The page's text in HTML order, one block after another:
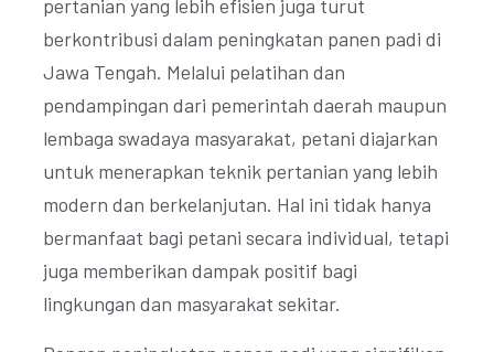
pertanian yang lebih efisien juga turut
berkontribusi dalam peningkatan panen padi di
Jawa Tengah. Melalui pelatihan dan
pendampingan dari pemerintah daerah maupun
lembaga swadaya masyarakat, petani diajarkan
untuk menerapkan teknik pertanian yang lebih
modern dan berkelanjutan. Hal ini tidak hanya
bermanfaat bagi petani secara individual, tetapi
juga memberikan dampak positif bagi
lingkungan dan masyarakat sekitar.